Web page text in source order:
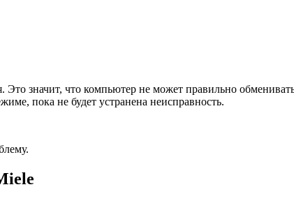
значит, что компьютер не может правильно
пока не будет устранена неисправность.